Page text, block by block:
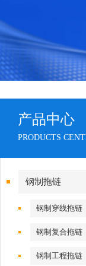
产品中心
PRODUCTS
钢制拖链
钢制穿线拖链
钢制复合拖链
钢制工程拖链